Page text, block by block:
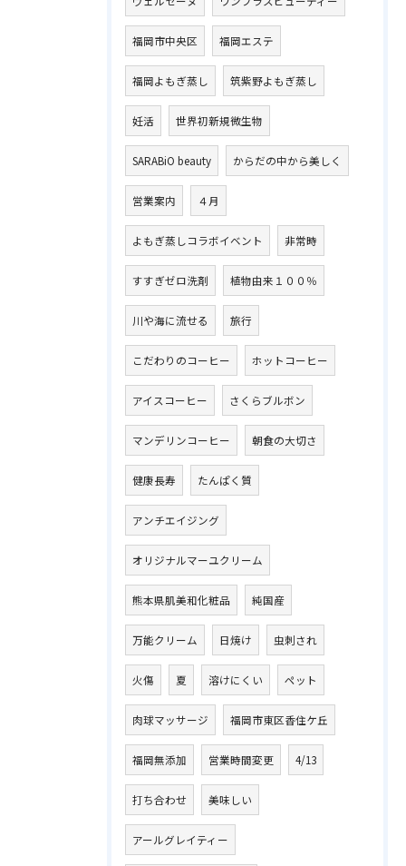
福岡市中央区 福岡エステ
福岡よもぎ蒸し 筑紫野よもぎ蒸し
妊活 世界初新規微生物
SARABiO beauty からだの中から美しく
営業案内 ４月
よもぎ蒸しコラボイベント 非常時
すすぎゼロ洗剤 植物由来１００％
川や海に流せる 旅行
こだわりのコーヒー ホットコーヒー
アイスコーヒー さくらブルボン
マンデリンコーヒー 朝食の大切さ
健康長寿 たんぱく質
アンチエイジング
オリジナルマーユクリーム
熊本県肌美和化粧品 純国産
万能クリーム 日焼け 虫刺され
火傷 夏 溶けにくい ペット
肉球マッサージ 福岡市東区香住ケ丘
福岡無添加 営業時間変更 4/13
打ち合わせ 美味しい
アールグレイティー